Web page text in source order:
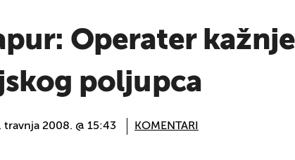
Operater
poljupca
travnja 2008. @ 15:43 KOMENTARI